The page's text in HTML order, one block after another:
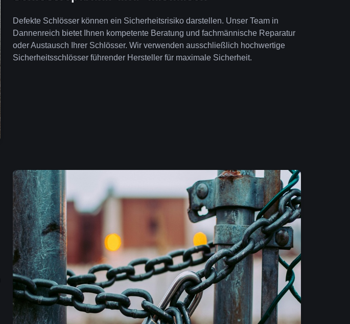
Defekte Schlösser können ein Sicherheitsrisiko darstellen. Unser Team in
Dannenreich bietet Ihnen kompetente Beratung und fachmännische Reparatur
oder Austausch Ihrer Schlösser. Wir verwenden ausschließlich hochwertige
Sicherheitsschlösser führender Hersteller für maximale Sicherheit.